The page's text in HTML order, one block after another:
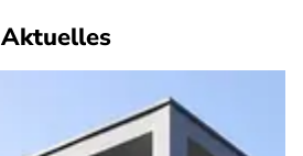
Aktuelles